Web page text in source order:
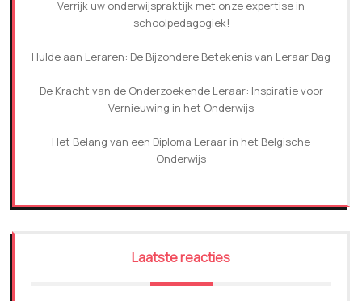
Verrijk uw onderwijspraktijk met onze expertise in
schoolpedagogiek!
Hulde aan Leraren: De Bijzondere Betekenis van Leraar Dag
De Kracht van de Onderzoekende Leraar: Inspiratie voor
Vernieuwing in het Onderwijs
Het Belang van een Diploma Leraar in het Belgische
Onderwijs
Laatste reacties